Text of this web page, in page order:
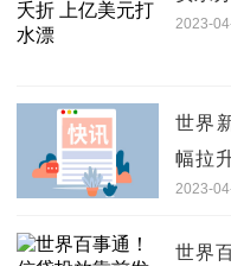
2023-
世界
幅拉
西、
2023-
世界